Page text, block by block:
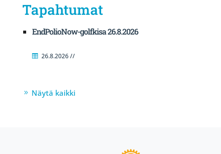
Tapahtumat
EndPolioNow-golfkisa 26.8.2026
26.8.2026 //
Näytä kaikki